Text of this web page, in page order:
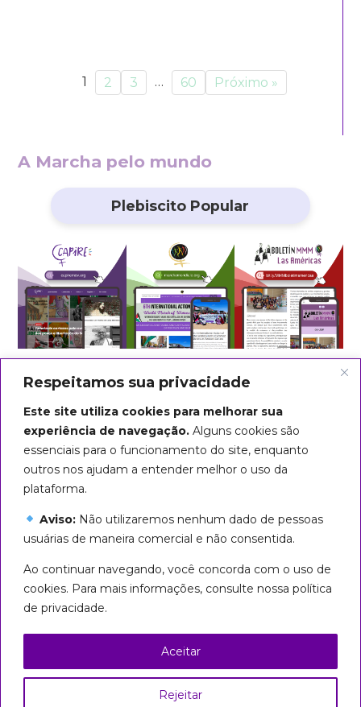
Respeitamos sua privacidade
Este site utiliza cookies para melhorar sua
experiência de navegação. Alguns cookies são
essenciais para o funcionamento do site, enquanto
outros nos ajudam a entender melhor o uso da
plataforma.
Aviso:Não utilizaremos nenhum dado de pessoas
usuárias de maneira comercial e não consentida.
Ao continuar navegando, você concorda com o uso de
cookies. Para mais informações, consulte nossa política
de privacidade.
Rejeitar
Aceitar
1 2 3 … 60 Próximo »
A Marcha pelo mundo
Plebiscito Popular
Seguiremos em marcha até que
todas sejamos livres!
Creative Commons
Atribuição – Uso Não Comercial – Partilha nos
Mesmos Termos 3.0 Brasil